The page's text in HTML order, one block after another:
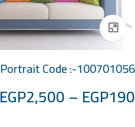
Click to enlarge
Portrait Code :-100701056
EGP190
–
EGP2,500